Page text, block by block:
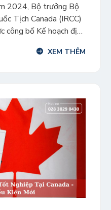
2024, Bộ trưởng Bộ
Tịch Canada (IRCC)
công bố Kế hoạch định
tiêu quản lý sự tăng
XEM THÊM